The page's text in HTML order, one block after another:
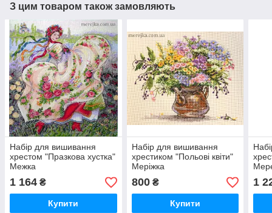
З цим товаром також замовляють
Набір для вишивання
хрестом "Празкова хустка"
Межка
1 164 ₴
Купити
Набір для вишивання
хрестиком "Польові квіти"
Меріжка
800₴
Купити
1